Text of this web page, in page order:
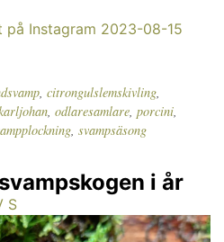
på Instagram 2023-08-15
, citrongulslemskivling,
, odlaresamlare, porcini,
, svampsäsong
i år
S